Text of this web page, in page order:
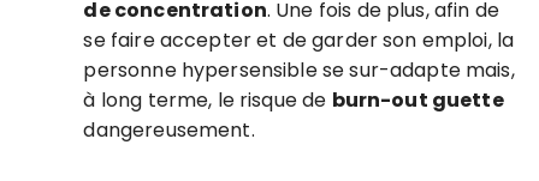
de concentration. Une fois de plus, afin de
se faire accepter et de garder son emploi, la
personne hypersensible se sur-adapte mais,
à long terme, le risque de burn-out guette
dangereusement.